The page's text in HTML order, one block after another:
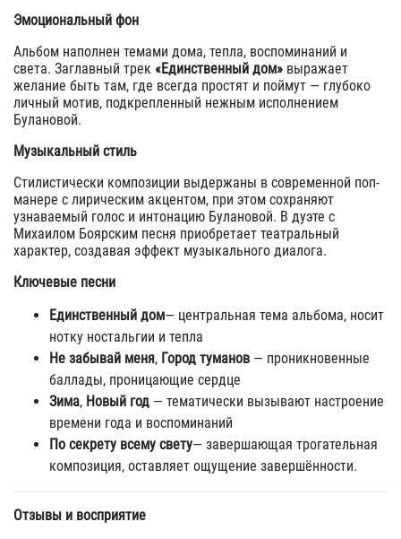
Эмоциональный фон
Альбом наполнен темами дома, тепла, воспоминаний и
света. Заглавный трек «Единственный дом» выражает
желание быть там, где всегда простят и поймут — глубоко
личный мотив, подкрепленный нежным исполнением
Булановой.
Музыкальный стиль
Стилистически композиции выдержаны в современной поп-
манере с лирическим акцентом, при этом сохраняют
узнаваемый голос и интонацию Булановой. В дуэте с
Михаилом Боярским песня приобретает театральный
характер, создавая эффект музыкального диалога.
Ключевые песни
Единственный дом— центральная тема альбома, носит
нотку ностальгии и тепла
Не забывай меня, Город туманов — проникновенные
баллады, проницающие сердце
Зима, Новый год — тематически вызывают настроение
времени года и воспоминаний
По секрету всему свету— завершающая трогательная
композиция, оставляет ощущение завершённости.
Отзывы и восприятие